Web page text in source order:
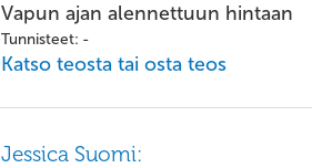
Vapun ajan alennettuun hintaan
Tunnisteet: -
Katso teosta tai osta teos
Jessica Suomi: